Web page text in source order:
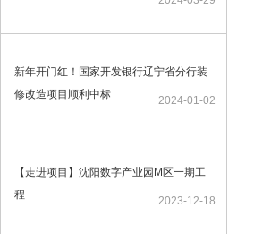
新年开门红！国家开发银行辽宁省分行装
修改造项目顺利中标
2024-01-02
【走进项目】沈阳数字产业园M区一期工
程
2023-12-18